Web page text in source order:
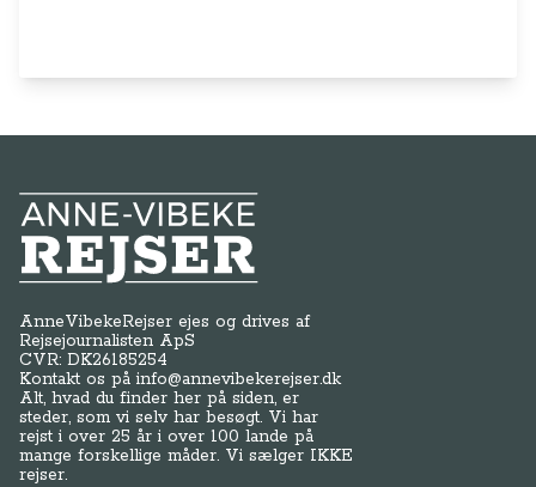
Anne-Vibeke Rejser
AnneVibekeRejser ejes og drives af
Rejsejournalisten ApS
CVR: DK26185254
Kontakt os påinfo@annevibekerejser.dk
Alt, hvad du finder her på siden, er
steder, som vi selv har besøgt. Vi har
rejst i over 25 år i over 100 lande på
mange forskellige måder. Vi sælger IKKE
rejser.